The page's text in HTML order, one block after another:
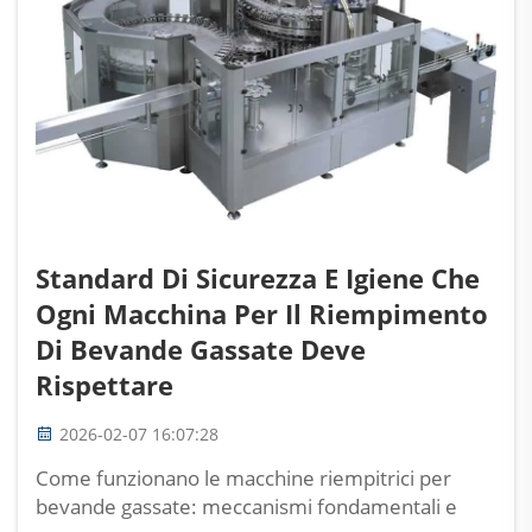
Standard Di Sicurezza E Igiene Che
Ogni Macchina Per Il Riempimento
Di Bevande Gassate Deve
Rispettare
2026-02-07 16:07:28
Come funzionano le macchine riempitrici per
bevande gassate: meccanismi fondamentali e